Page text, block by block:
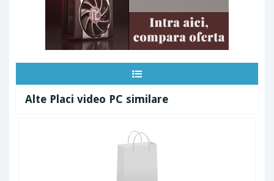
Alte Placi video PC similare